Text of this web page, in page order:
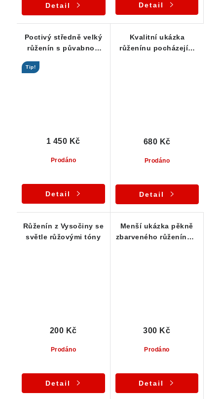
Detail Detail
Poctivý středně velký
růženín s půvabnou
Tip!
Prodáno
1 450 Kč
Detail
Kvalitní ukázka
růženínu pocházející
Prodáno
680 Kč
Detail
Růženín z Vysočiny se
světle růžovými tóny
Prodáno
200 Kč
Detail
Menší ukázka pěkně
zbarveného růženínu s
Prodáno
300 Kč
Detail